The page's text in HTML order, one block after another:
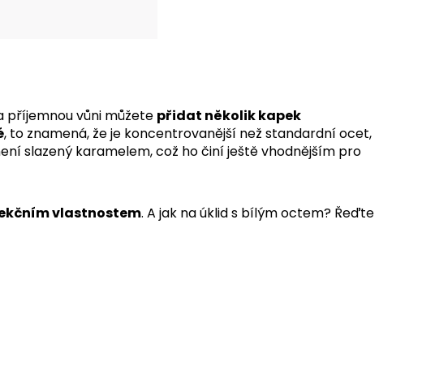
příjemnou vůni můžete přidat několik kapek
, to znamená, že je koncentrovanější než standardní ocet,
slazený karamelem, což ho činí ještě vhodnějším pro
vlastnostem. A jak na úklid s bílým octem? Řeďte